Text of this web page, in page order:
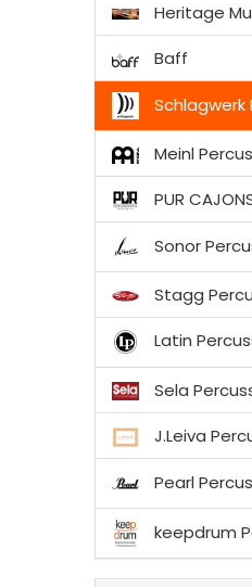
Heritage
Baff
Schlagwerk
Meinl
PUR
Sonor
Stagg
Latin
Sela
J.Leiva
Pearl
keepdrum